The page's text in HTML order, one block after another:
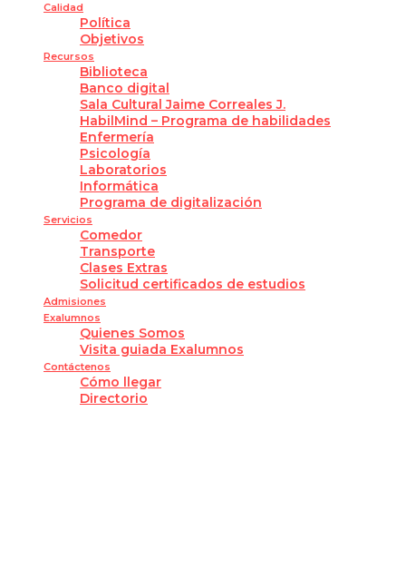
Calidad
Política
Objetivos
Recursos
Biblioteca
Banco digital
Sala Cultural Jaime Correales J.
HabilMind – Programa de habilidades
Enfermería
Psicología
Laboratorios
Informática
Programa de digitalización
Servicios
Comedor
Transporte
Clases Extras
Solicitud certificados de estudios
Admisiones
Exalumnos
Quienes Somos
Visita guiada Exalumnos
Contáctenos
Cómo llegar
Directorio